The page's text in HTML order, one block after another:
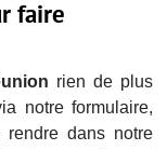
faire
rien de plus
notre formulaire,
rendre dans notre